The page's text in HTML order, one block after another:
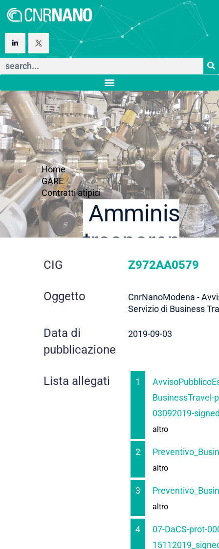
Home
GARE
Contratti atipici
trasparente
dettaglio
gara
CIG Z972AA0579
Oggetto
CnrNanoModena -
Servizio di Business
Data di
pubblicazione
2019-09-03
Lista allegati 1
BusinessTravel-
03092019-
altro
2
altro
3
altro
4
07-DaCS-prot-